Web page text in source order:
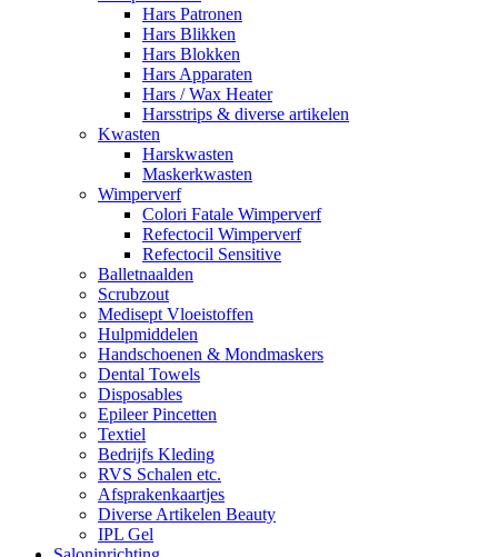
Hars Patronen
Hars Blikken
Hars Blokken
Hars Apparaten
Hars / Wax Heater
Harsstrips & diverse artikelen
Kwasten
Harskwasten
Maskerkwasten
Wimperverf
Colori Fatale Wimperverf
Refectocil Wimperverf
Refectocil Sensitive
Balletnaalden
Scrubzout
Medisept Vloeistoffen
Hulpmiddelen
Handschoenen & Mondmaskers
Dental Towels
Disposables
Epileer Pincetten
Textiel
Bedrijfs Kleding
RVS Schalen etc.
Afsprakenkaartjes
Diverse Artikelen Beauty
IPL Gel